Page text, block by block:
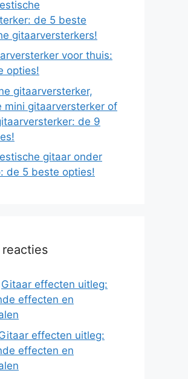
de 5 beste
gitaarversterkers!
voor thuis:
opties!
gitaarversterker,
mini gitaarversterker of
de 9
gitaar onder
de 5 beste opties!
Gitaar effecten uitleg:
effecten en
effecten uitleg:
effecten en